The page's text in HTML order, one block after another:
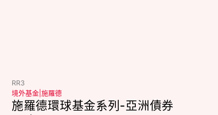
RR3
境外基金 施羅德
施羅德環球基金系列-亞洲債券